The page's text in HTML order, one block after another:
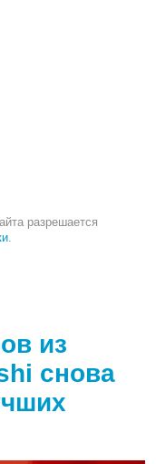
разрешается
из
снова